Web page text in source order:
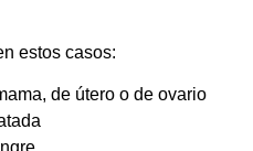
estos casos:
de útero o de ovario